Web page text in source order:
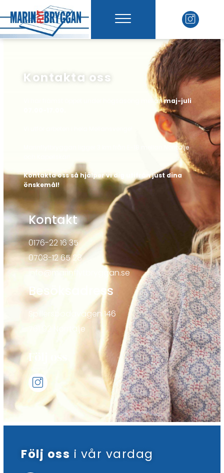
Kontakta oss
Vi har främst öppet under högsäsong mellanmaj-juli
Marinflytbryggan ligger 3 km från E-18 mellan Norrtälje
Kontakta oss så hjälper vi dig utifrån just dina
önskemål!
Kontakt
0176-22 16 35
0708-12 65 28
info@marinflytbryggan.se
Besöksadress
Spillersbodavägen 146
761 92 Norrtälje
Följ oss
Följ oss i vår vardag